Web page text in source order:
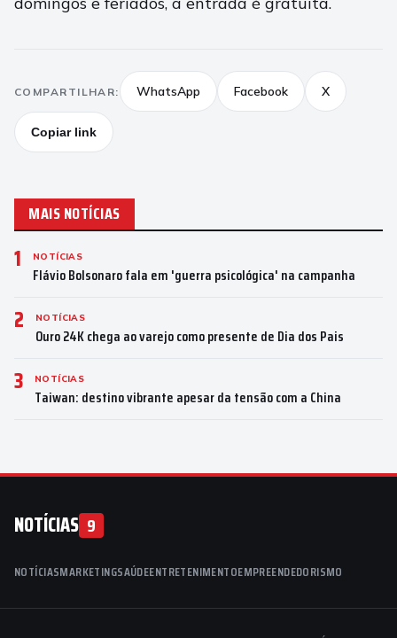
COMPARTILHAR: WhatsApp Facebook X
Copiar link
MAIS NOTÍCIAS
1 NOTÍCIAS
Flávio Bolsonaro fala em 'guerra psicológica' na campanha
2 NOTÍCIAS
Ouro 24K chega ao varejo como presente de Dia dos Pais
3 NOTÍCIAS
Taiwan: destino vibrante apesar da tensão com a China
NOTÍCIAS 9
NOTÍCIASMARKETINGSAÚDEENTRETENIMENTOEMPREENDEDORISMO